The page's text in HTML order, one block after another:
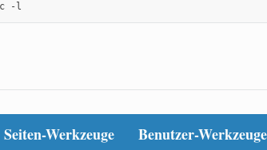
-l
Seiten-Werkzeuge Benutzer-Werkzeuge